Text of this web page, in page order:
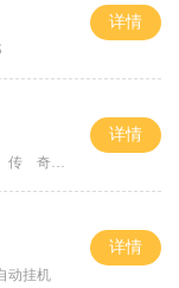
详情
奇
详情
动挂机
详情